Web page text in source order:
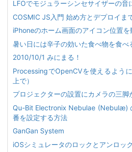
LFOでモジュラーシンセサイザーの音
COSMIC JS入門 始め方とデプロイま
iPhoneのホーム画面のアイコン位置を
暑い日には辛子の効いた食べ物を食べ
2010/10/1 みにまる！
ProcessingでOpenCVを使えるよう
上で）
プロジェクターの設置にカメラの三脚
Qu-Bit Electronix Nebulae (Nebulæ)
番を設定する方法
GanGan System
iOSシミュレータのロックとアンロッ